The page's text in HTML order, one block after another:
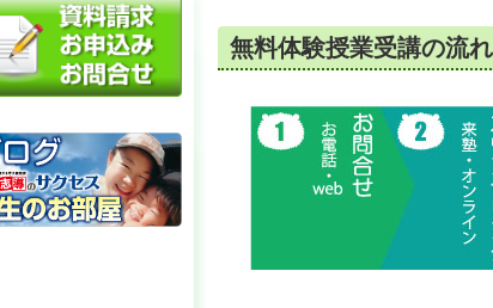
無料体験授業受講の流れ